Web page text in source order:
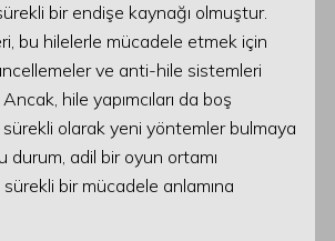
bir endişe kaynağı olmuştur.
bu hilelerle mücadele etmek için
ve anti-hile sistemleri
hile yapımcıları da boş
olarak yeni yöntemler bulmaya
durum, adil bir oyun ortamı
bir mücadele anlamına